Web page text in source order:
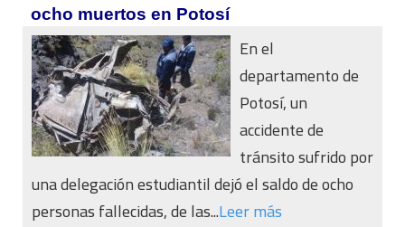
ocho muertos en Potosí
En el
departamento de
Potosí, un
accidente de
tránsito sufrido por
una delegación estudiantil dejó el saldo de ocho
personas fallecidas, de las...Leer más